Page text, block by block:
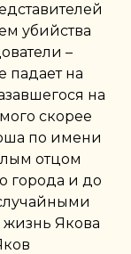
убийства
–
падает на
на
скорее
по имени
отцом
города и до
жизнь Якова